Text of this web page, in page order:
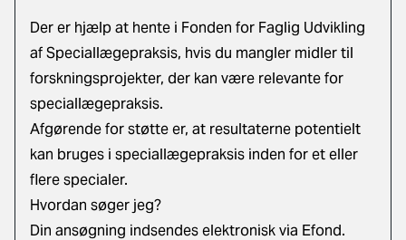
Der er hjælp at hente i Fonden for Faglig Udvikling
af Speciallægepraksis, hvis du mangler midler til
forskningsprojekter, der kan være relevante for
speciallægepraksis.
Afgørende for støtte er, at resultaterne potentielt
kan bruges i speciallægepraksis inden for et eller
flere specialer.
Hvordan søger jeg?
Din ansøgning indsendes elektronisk via Efond.